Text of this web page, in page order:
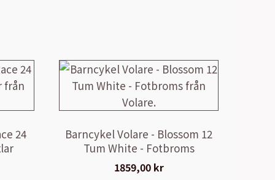
24
Barncykel Volare - Blossom 12
Tum White - Fotbroms
1859,00 kr